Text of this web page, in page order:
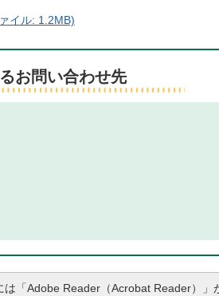
イル: 1.2MB)
お問い合わせ先
は「Adobe Reader（Acrobat Reader）」